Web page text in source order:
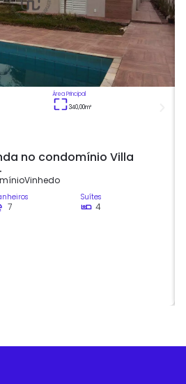
Área Principal
340,00m²
no condomínio Villa
Vinhedo
7
Suítes
4